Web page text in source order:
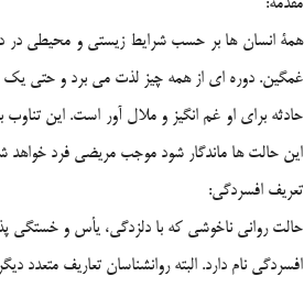
همة انسان ها بر حسب شرايط زيستي و محيطي در
غمگين. دوره اي از همه چيز لذت مي برد و حتي يك
حادثه براي او غم انگيز و ملال آور است. اين
اين حالت ها ماندگار شود موجب مريضي فرد خواهد
تعريف افسردگي:
حالت رواني ناخوشي كه با دلزدگي، يأس و
افسردگي نام دارد. البته روانشناسان تعاريف متعدد